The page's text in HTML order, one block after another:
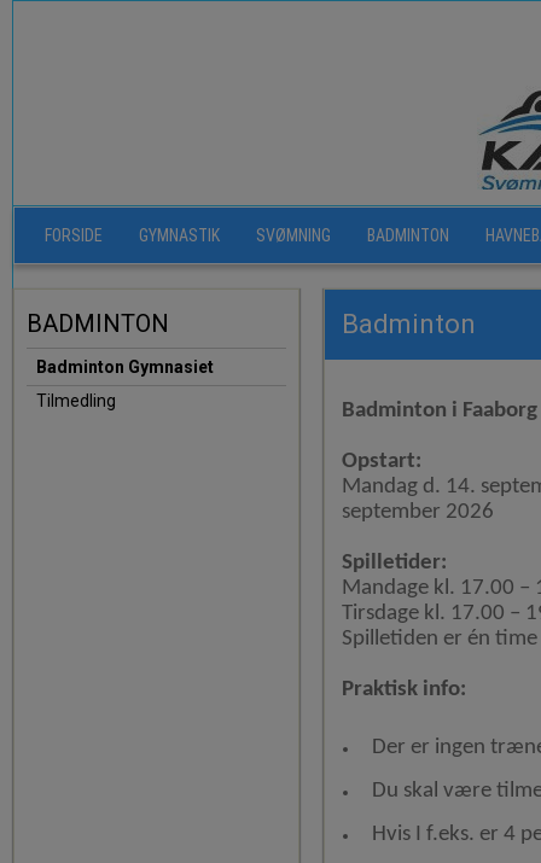
FORSIDE GYMNASTIK SVØMNING BADMINTON
BADMINTON
Badminton Gymnasiet
Tilmedling
Badminton
Badminton i
Opstart:
Mandag d. 14.
september 2026
Spilletider:
Mandage kl. 17.00 –
​Tirsdage kl. 17.00 –
Spilletiden er én
Praktisk info:
Der er ingen
Du skal være
Hvis I f.eks. er 4